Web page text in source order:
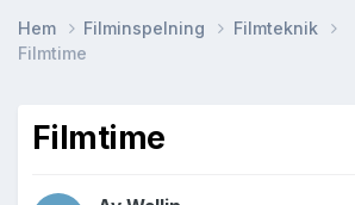
Hem Filminspelning
Filmteknik
Filmtime
Filmtime